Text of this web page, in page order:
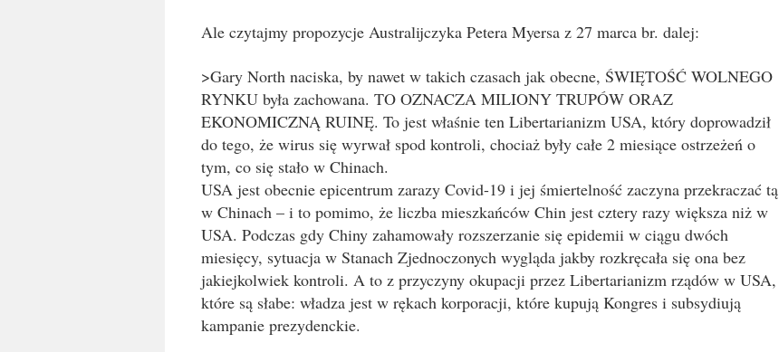
Ale czytajmy propozycje Australijczyka Petera Myersa z 27 marca br. dalej:
>Gary North naciska, by nawet w takich czasach jak obecne, ŚWIĘTOŚĆ WOLNEGO
RYNKU była zachowana. TO OZNACZA MILIONY TRUPÓW ORAZ
EKONOMICZNĄ RUINĘ. To jest właśnie ten Libertarianizm USA, który doprowadził
do tego, że wirus się wyrwał spod kontroli, chociaż były całe 2 miesiące ostrzeżeń o
tym, co się stało w Chinach.
USA jest obecnie epicentrum zarazy Covid-19 i jej śmiertelność zaczyna przekraczać tą
w Chinach – i to pomimo, że liczba mieszkańców Chin jest cztery razy większa niż w
USA. Podczas gdy Chiny zahamowały rozszerzanie się epidemii w ciągu dwóch
miesięcy, sytuacja w Stanach Zjednoczonych wygląda jakby rozkręcała się ona bez
jakiejkolwiek kontroli. A to z przyczyny okupacji przez Libertarianizm rządów w USA,
które są słabe: władza jest w rękach korporacji, które kupują Kongres i subsydiują
kampanie prezydenckie.